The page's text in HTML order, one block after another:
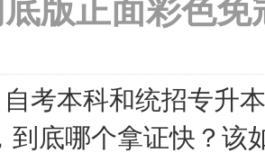
版正面彩色免
自考本科和统招专升
到底哪个拿证快？该